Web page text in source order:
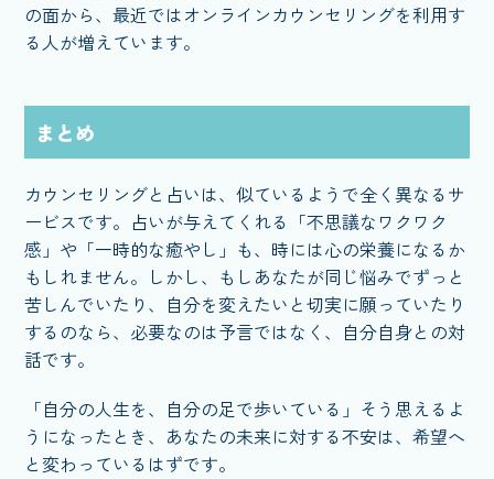
の面から、最近ではオンラインカウンセリングを利用す
る人が増えています。
まとめ
カウンセリングと占いは、似ているようで全く異なるサ
ービスです。占いが与えてくれる「不思議なワクワク
感」や「一時的な癒やし」も、時には心の栄養になるか
もしれません。しかし、もしあなたが同じ悩みでずっと
苦しんでいたり、自分を変えたいと切実に願っていたり
するのなら、必要なのは予言ではなく、自分自身との対
話です。
「自分の人生を、自分の足で歩いている」そう思えるよ
うになったとき、あなたの未来に対する不安は、希望へ
と変わっているはずです。